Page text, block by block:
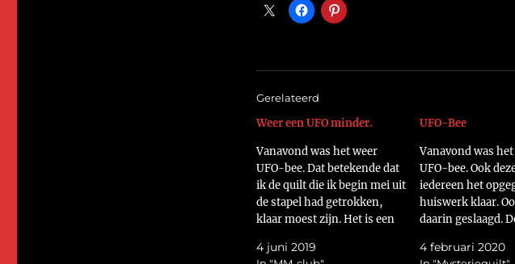
Gerelateerd
Weer een UFO minder.
Vanavond was het weer
UFO-bee. Dat betekende dat
ik de quilt die ik begin mei uit
de stapel had getrokken,
klaar moest zijn. Het is een
voorkant.
4 juni 2019
UFO-Bee
Vanavond was
UFO-bee. Ook
iedereen het
huiswerk klaar.
daarin geslaagd.
gezet, heb ik niet
4 februari 2020